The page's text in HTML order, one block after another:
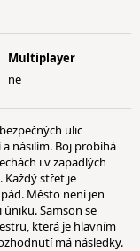
Multiplayer
ne
ulic
násilím. Boj probíhá
i v zapadlých
Každý střet je
Město není jen
Samson se
která je hlavním
má následky.